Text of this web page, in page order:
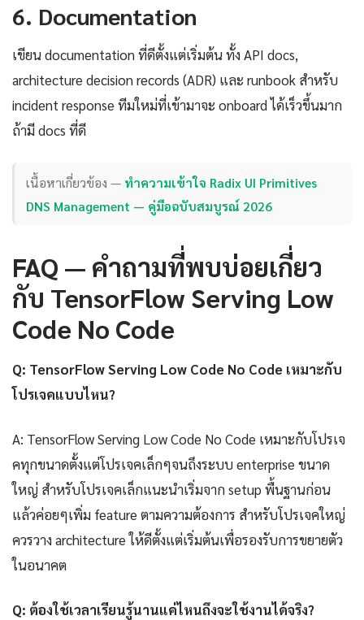
6. Documentation
เขียน documentation ที่ดีตั้งแต่เริ่มต้น ทั้ง API docs,
architecture decision records (ADR) และ runbook สำหรับ
incident response ทีมใหม่ที่เข้ามาจะ onboard ได้เร็วขึ้นมาก
ถ้ามี docs ที่ดี
เนื้อหาเกี่ยวข้อง — ทำความเข้าใจ Radix UI Primitives
DNS Management — คู่มือฉบับสมบูรณ์ 2026
FAQ — คำถามที่พบบ่อยเกี่ยว
กับ TensorFlow Serving Low
Code No Code
Q: TensorFlow Serving Low Code No Code เหมาะกับ
โปรเจคแบบไหน?
A: TensorFlow Serving Low Code No Code เหมาะกับโปรเจ
คทุกขนาดตั้งแต่โปรเจคเล็กๆจนถึงระบบ enterprise ขนาด
ใหญ่ สำหรับโปรเจคเล็กแนะนำเริ่มจาก setup พื้นฐานก่อน
แล้วค่อยๆเพิ่ม feature ตามความต้องการ สำหรับโปรเจคใหญ่
ควรวาง architecture ให้ดีตั้งแต่เริ่มต้นเพื่อรองรับการขยายตัว
ในอนาคต
Q: ต้องใช้เวลาเรียนรู้นานแค่ไหนถึงจะใช้งานได้จริง?